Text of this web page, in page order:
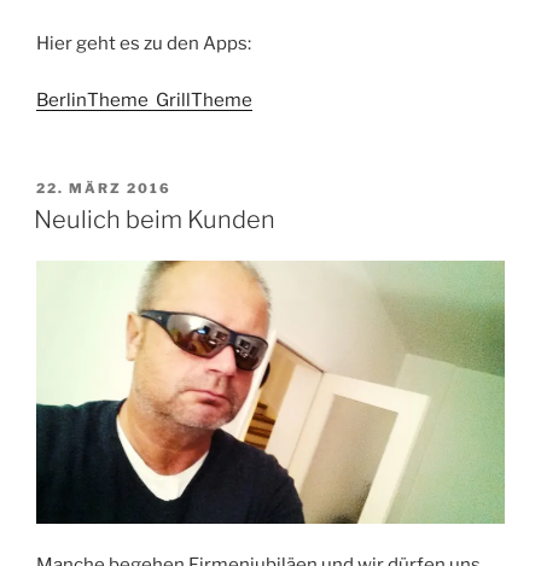
Hier geht es zu den Apps:
BerlinTheme GrillTheme
VERÖFFENTLICHT
AM
22. MÄRZ 2016
Neulich beim Kunden